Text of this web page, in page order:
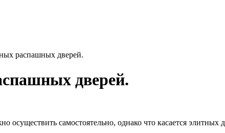
распашных дверей.
дверей.
самостоятельно, однако что касается элитных